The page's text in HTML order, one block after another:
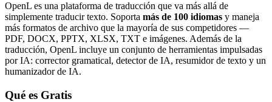
OpenL es una plataforma de traducción que va más allá de
simplemente traducir texto. Soporta más de 100 idiomas y maneja
más formatos de archivo que la mayoría de sus competidores —
PDF, DOCX, PPTX, XLSX, TXT e imágenes. Además de la
traducción, OpenL incluye un conjunto de herramientas impulsadas
por IA: corrector gramatical, detector de IA, resumidor de texto y un
humanizador de IA.
Qué es Gratis